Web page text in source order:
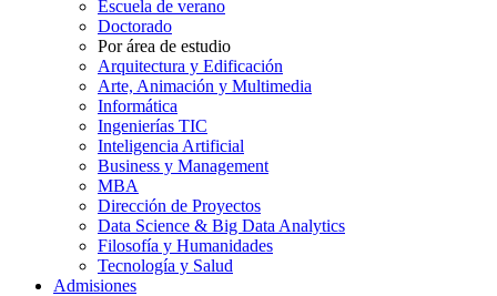
Escuela de verano
Doctorado
Por área de estudio
Arquitectura y Edificación
Arte, Animación y Multimedia
Informática
Ingenierías TIC
Inteligencia Artificial
Business y Management
MBA
Dirección de Proyectos
Data Science & Big Data Analytics
Filosofía y Humanidades
Tecnología y Salud
Admisiones